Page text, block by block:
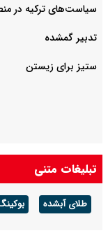
سیاست‌های ترکیه در
تدبیر گمشده
ستیز برای زیستن
تبلیغات متنی
طلای آبشده